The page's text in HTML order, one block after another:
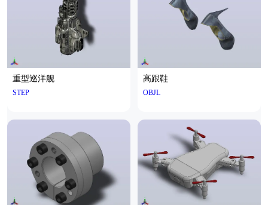
重型巡洋舰
STEP
高跟鞋
OBJL